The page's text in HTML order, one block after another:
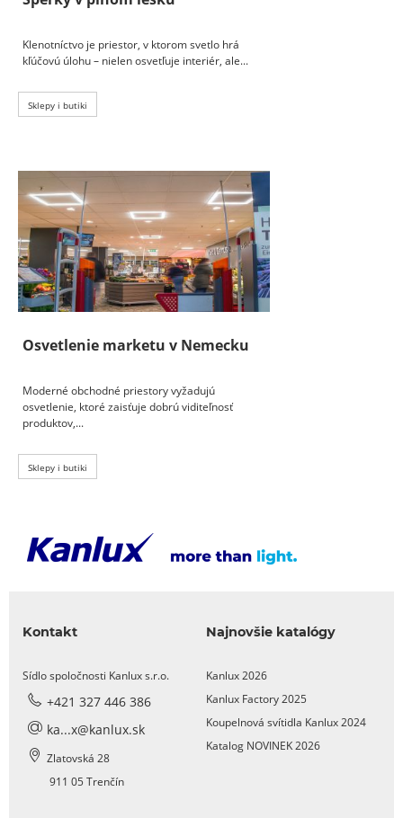
Klenotníctvo je priestor, v ktorom svetlo hrá
kľúčovú úlohu – nielen osvetľuje interiér, ale...
Sklepy i butiki
Osvetlenie marketu v Nemecku
Moderné obchodné priestory vyžadujú
osvetlenie, ktoré zaisťuje dobrú viditeľnosť
produktov,...
Sklepy i butiki
Kontakt
Sídlo spoločnosti Kanlux s.r.o.
+421 327 446 386
ka...x@kanlux.sk
Zlatovská 28
911 05 Trenčín
Najnovšie katalógy
Kanlux 2026
Kanlux Factory 2025
Koupelnová svítidla Kanlux 2024
Katalog NOVINEK 2026